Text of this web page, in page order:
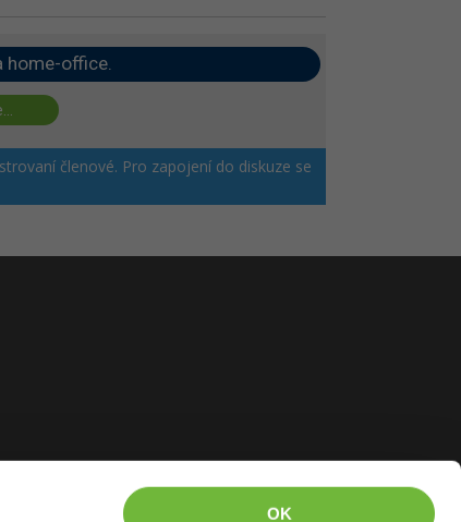
OK
home-office.
členové. Pro zapojení do diskuze se